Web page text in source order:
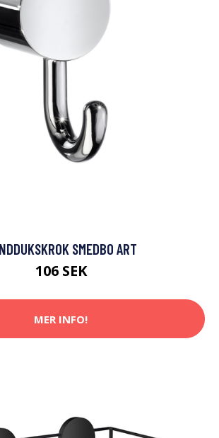
SMEDBO ART
106 SEK
MER INFO!